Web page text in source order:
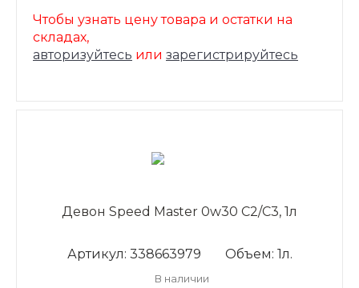
Чтобы узнать цену товара и остатки на
складах,
авторизуйтесь или зарегистрируйтесь
Девон Speed Master 0w30 C2/С3, 1л
Артикул: 338663979 Объем: 1л.
В наличии